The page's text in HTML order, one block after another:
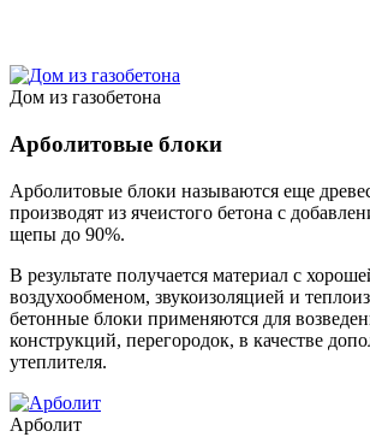
Дом из газобетона
Арболитовые блоки
Арболитовые блоки называются еще
производят из ячеистого бетона с
щепы до 90%.
В результате получается материал с
воздухообменом, звукоизоляцией и
бетонные блоки применяются для
конструкций, перегородок, в качестве
утеплителя.
Арболит